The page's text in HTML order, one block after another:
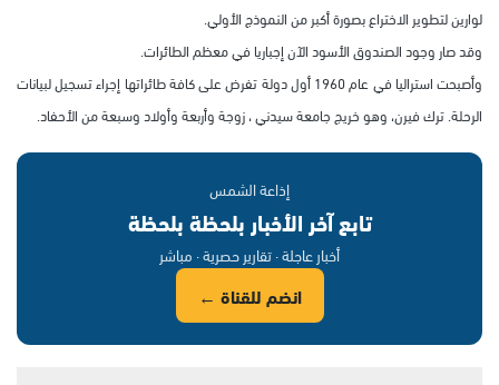
لوارين لتطوير الاختراع بصورة أكبر من النموذج الأولي.
وقد صار وجود الصندوق الأسود الآن إجباريا في معظم الطائرات.
وأصبحت استراليا في عام 1960 أول دولة تفرض على كافة طائراتها إجراء تسجيل لبيانات
الرحلة. ترك فيرن، وهو خريج جامعة سيدني ، زوجة وأربعة وأولاد وسبعة من الأحفاد.
إذاعة الشمس
تابع آخر الأخبار بلحظة بلحظة
أخبار عاجلة · تقارير حصرية · مباشر
انضم للقناة ←